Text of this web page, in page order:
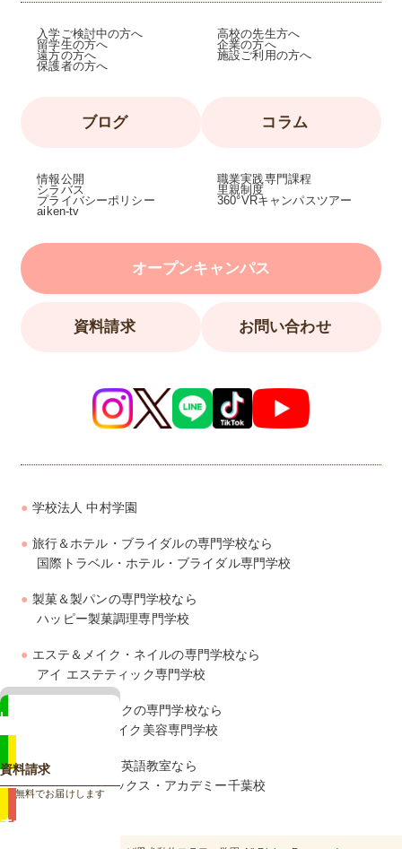
LINE
資料請求
無料でお届けします
オープン
ブログ コラム
入学ご検討中の方へ
留学生の方へ
遠方の方へ
保護者の方へ
高校の先生方へ
企業の方へ
施設ご利用の方へ
職業実践専門課程
情報公開
シラバス
プライバシーポリシー
360°VRキャンパスツアー
里親制度
aiken-tv
オープンキャンパス
資料請求 お問い合わせ
学校法人 中村学園
旅行＆ホテル・ブライダルの専門学校なら
国際トラベル・ホテル・ブライダル専門学校
製菓＆製パンの専門学校なら
ハッピー製菓調理専門学校
エステ＆メイク・ネイルの専門学校なら
アイ エステティック専門学校
美容＆ヘアメイクの専門学校なら
ジェイ ヘアメイク美容専門学校
幼児・子供向け英語教室なら
ズー・フォニックス・アカデミー千葉校